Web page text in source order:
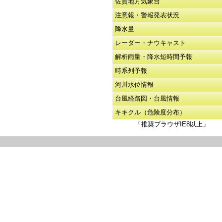
注意報・警報発表状況
降水量
レーダー・ナウキャスト
解析雨量・降水短時間予報
時系列予報
河川水位情報
台風経路図・台風情報
キキクル（危険度分布）
「推奨ブラウザIE8以上」